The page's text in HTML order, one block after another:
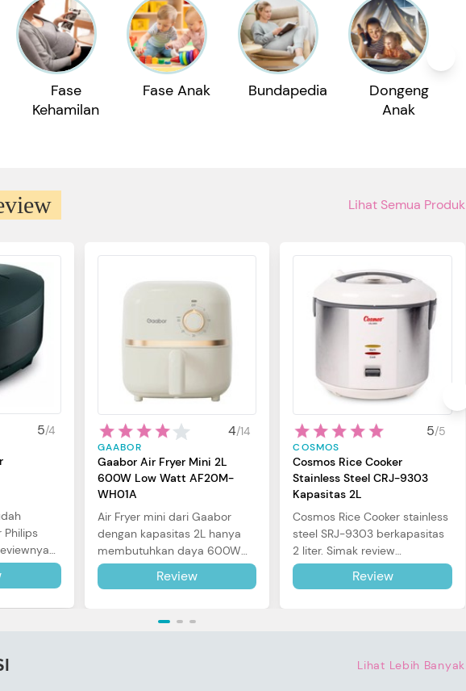
Fase
Kehamilan
Fase Anak Bundapedia
Dongeng
Anak
Lihat Semua Produk
5/4
Philips
4/14
GAABOR
Gaabor Air Fryer Mini 2L
600W Low Watt AF20M-
WH01A
Air Fryer mini dari Gaabor
dengan kapasitas 2L hanya
membutuhkan daya 600W
dalam pemakaian. Simak
review selengkapnya di sini.
Review
5/5
COSMOS
Cosmos Rice Cooker
Stainless Steel CRJ-9303
Kapasitas 2L
Cosmos Rice Cooker stainless
steel SRJ-9303 berkapasitas
2 liter. Simak review
lengkapnya di sini.
Review
Lihat Lebih Banyak